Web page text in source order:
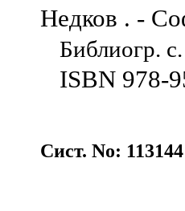
Недков . -
Библиогр.
ISBN 978-
Сист. No: 113144